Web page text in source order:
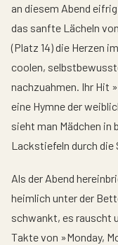
an diesem Abend
das sanfte Lächeln von
(Platz 14) die Herzen
coolen,
nachzuahmen. Ihr Hit
eine Hymne der
sieht man Mädchen in
Lackstiefeln durch die
Als der Abend
heimlich unter der
schwankt, es rauscht
Takte von »Monday,